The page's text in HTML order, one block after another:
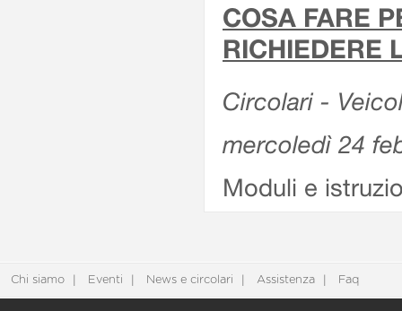
COSA FARE
RICHIEDERE
Circolari -
mercoledì 24
Moduli e
Chi siamo Eventi News e circolari Assistenza Faq